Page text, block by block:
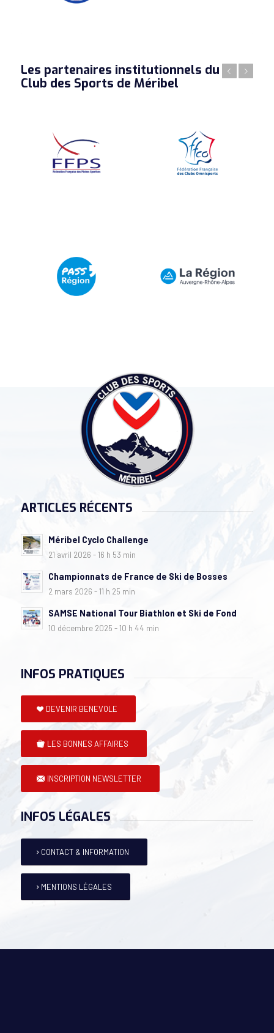
Les partenaires institutionnels du
Club des Sports de Méribel
PrécédentSuivant
ARTICLES RÉCENTS
21 avril 2026 - 16 h 53 min
2 mars 2026 - 11 h 25 min
INFOS PRATIQUES
INFOS LÉGALES